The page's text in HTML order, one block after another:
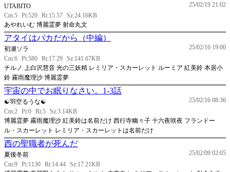
25/02/19 21:02
UTABITO
Cm:5 Pt:520 Rt:15.57 Sz:24.16KB
あやれいむ 博麗霊夢 射命丸文
アタイはバカだから（中編）
25/02/16 19:00
初瀬ソラ
Cm:6 Pt:580 Rt:17.29 Sz:141.67KB
チルノ 上白沢慧音 光の三妖精 レミリア・スカーレット ルーミア 紅美鈴 本居小
鈴 霧雨魔理沙 博麗霊夢
宇宙の中でお眠りなさい。1-3話
25/02/16 08:36
☯羽空るうな☯
Cm:2 Pt:0 Rt:5 Sz:3.14KB
博麗霊夢 霧雨魔理沙 紅美鈴は名前だけ 西行寺幽々子 十六夜咲夜 フランドー
ル・スカーレット レミリア・スカーレットは名前だけ
西の聖職者が死んだ
25/02/09 02:05
夏後冬前
Cm:9 Pt:1130 Rt:14.44 Sz:17.21KB